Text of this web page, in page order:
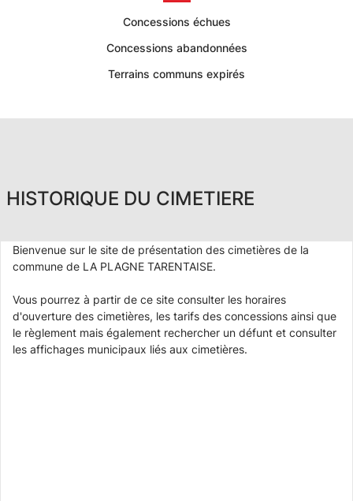
Concessions échues
Concessions abandonnées
Terrains communs expirés
HISTORIQUE DU CIMETIERE
Bienvenue sur le site de présentation des cimetières de la
commune de LA PLAGNE TARENTAISE.
Vous pourrez à partir de ce site consulter les horaires
d'ouverture des cimetières, les tarifs des concessions ainsi que
le règlement mais également rechercher un défunt et consulter
les affichages municipaux liés aux cimetières.